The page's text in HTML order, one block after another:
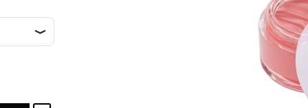
Al crear una cuenta
rápidamente, revisar
colori